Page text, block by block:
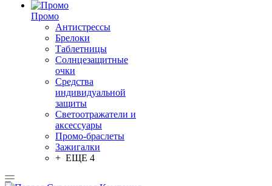
Промо
Антистрессы
Брелоки
Таблетницы
Солнцезащитные
очки
Средства
индивидуальной
защиты
Светоотражатели и
аксессуары
Промо-браслеты
Зажигалки
+ ЕЩЕ 4